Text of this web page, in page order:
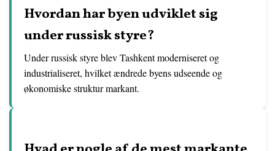
Hvordan har byen udviklet sig
under russisk styre?
Under russisk styre blev Tashkent moderniseret og
industrialiseret, hvilket ændrede byens udseende og
økonomiske struktur markant.